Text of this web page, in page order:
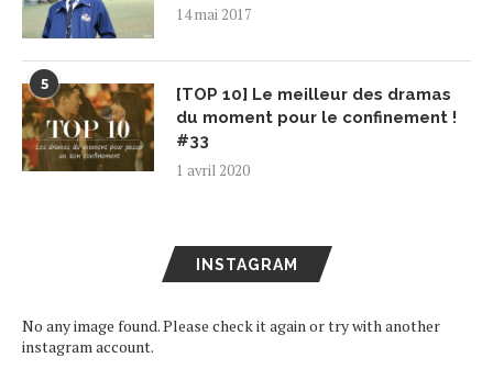
14 mai 2017
5
[TOP 10] Le meilleur des dramas
du moment pour le confinement !
#33
1 avril 2020
INSTAGRAM
No any image found. Please check it again or try with another
instagram account.